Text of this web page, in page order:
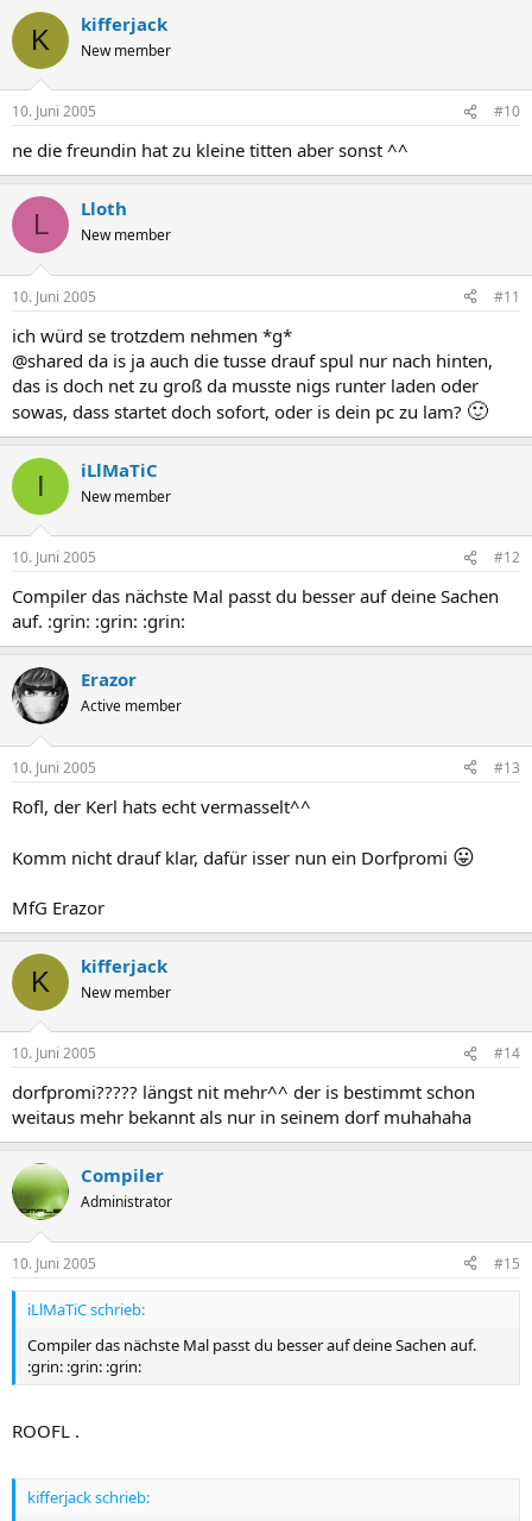
K kifferjack
New member
10. Juni 2005 #10
ne die freundin hat zu kleine titten aber sonst ^^
L Lloth
New member
10. Juni 2005 #11
ich würd se trotzdem nehmen *g*
@shared da is ja auch die tusse drauf spul nur nach hinten,
das is doch net zu groß da musste nigs runter laden oder
sowas, dass startet doch sofort, oder is dein pc zu lam? 🙂
I iLlMaTiC
New member
10. Juni 2005 #12
Compiler das nächste Mal passt du besser auf deine Sachen
auf. :grin: :grin: :grin:
Erazor
Active member
10. Juni 2005 #13
Rofl, der Kerl hats echt vermasselt^^
Komm nicht drauf klar, dafür isser nun ein Dorfpromi 😛
MfG Erazor
K kifferjack
New member
10. Juni 2005 #14
dorfpromi????? längst nit mehr^^ der is bestimmt schon
weitaus mehr bekannt als nur in seinem dorf muhahaha
Compiler
Administrator
10. Juni 2005 #15
iLlMaTiC schrieb:
Compiler das nächste Mal passt du besser auf deine Sachen auf.
:grin: :grin: :grin:
ROOFL .
kifferjack schrieb: